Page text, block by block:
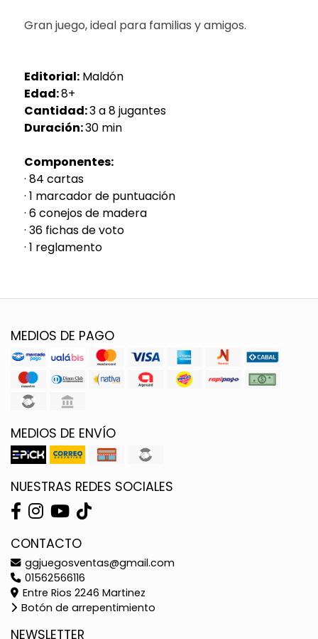
Gran juego, ideal para familias y amigos.
Editorial: Maldón
Edad:8+
Cantidad:3 a 8 jugantes
Duración:30 min
Componentes:
· 84 cartas
· 1 marcador de puntuación
· 6 conejos de madera
· 36 fichas de voto
· 1 reglamento
MEDIOS DE PAGO
MEDIOS DE ENVÍO
NUESTRAS REDES SOCIALES
CONTACTO
ggjuegosventas@gmail.com
01562566116
Entre Rios 2246 Martinez
Botón de arrepentimiento
NEWSLETTER